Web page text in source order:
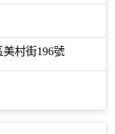
美村街196號